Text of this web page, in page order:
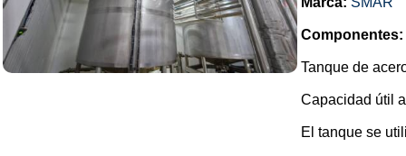
Componentes:
Tanque de
Capacidad útil
El tanque se